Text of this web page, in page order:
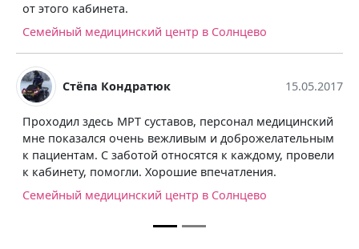
центр в Солнцево
МРТ суставов, персонал медицинский
очень вежливым и доброжелательным
относятся к каждому, провели
Хорошие впечатления.
центр в Солнцево
Столкнулась
назначил
нужно было
голову не